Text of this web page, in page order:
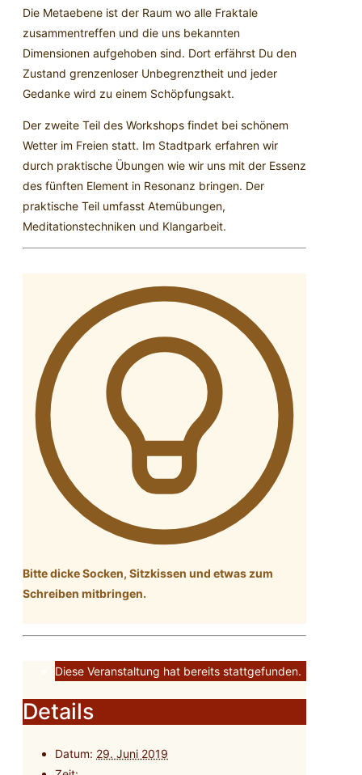
Die Metaebene ist der Raum wo alle Fraktale
zusammentreffen und die uns bekannten
Dimensionen aufgehoben sind. Dort erfährst Du den
Zustand grenzenloser Unbegrenztheit und jeder
Gedanke wird zu einem Schöpfungsakt.
Der zweite Teil des Workshops findet bei schönem
Wetter im Freien statt. Im Stadtpark erfahren wir
durch praktische Übungen wie wir uns mit der Essenz
des fünften Element in Resonanz bringen. Der
praktische Teil umfasst Atemübungen,
Meditationstechniken und Klangarbeit.
Bitte dicke Socken, Sitzkissen und etwas zum
Schreiben mitbringen.
Diese Veranstaltung hat bereits stattgefunden.
Details
Datum: 29. Juni 2019